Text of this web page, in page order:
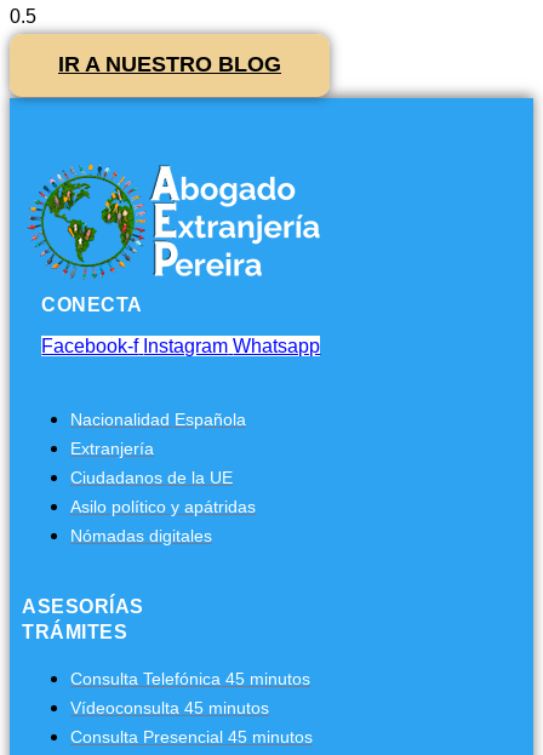
IR A NUESTRO BLOG
CONECTA
Facebook-f Instagram Whatsapp
Nacionalidad Española
Extranjería
Ciudadanos de la UE
Asilo político y apátridas
Nómadas digitales
ASESORÍAS
TRÁMITES
Consulta Telefónica 45 minutos
Vídeoconsulta 45 minutos
Consulta Presencial 45 minutos